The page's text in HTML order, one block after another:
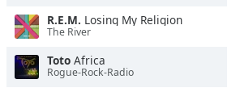
R.E.M. Losing My Religion
The River
Toto Africa
Rogue-Rock-Radio